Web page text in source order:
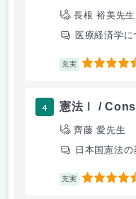
長根 裕美先生
医療経済学
充実 4.5
4 憲法Ⅰ /
齊藤 愛先生
日本国憲法
充実 4.5